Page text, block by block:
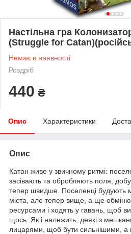
Настільна гра
(Struggle for
Немає в наявності
Роздріб
440 ₴
Опис Характеристики
Опис
Катан живе у звичному ритмі:
засівають та обробляють поля,
тепер швидше. Поселенці будують
міста, але тепер вище, а ще
ресурсами і ходять у гавань, щоб
щось. Як і належить, деякі з
лицарями, щоб бути сильнішими, а